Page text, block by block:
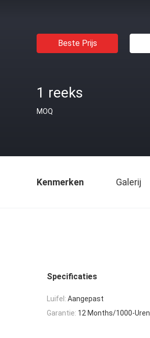
Beste Prijs
1 reeks
MOQ
Kenmerken Galerij
Specificaties
Luifel: Aangepast
Garantie: 12 Months/1000-Uren